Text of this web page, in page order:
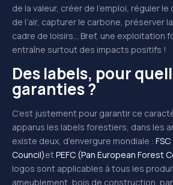
de la valeur, créer de l’emploi, réguler le
de l’air, capturer le carbone, préserver
cadre de loisirs… Bref, une exploitation
entraîne surtout des impacts positifs !
Des labels, pour
garanties ?
C’est justement pour garantir ce
apparus les labels forestiers, dans les
existe deux, d’envergure mondiale :
Council)etPEFC (Pan European Forest
logos sont applicables à tous les
ameublement, bois de construction,